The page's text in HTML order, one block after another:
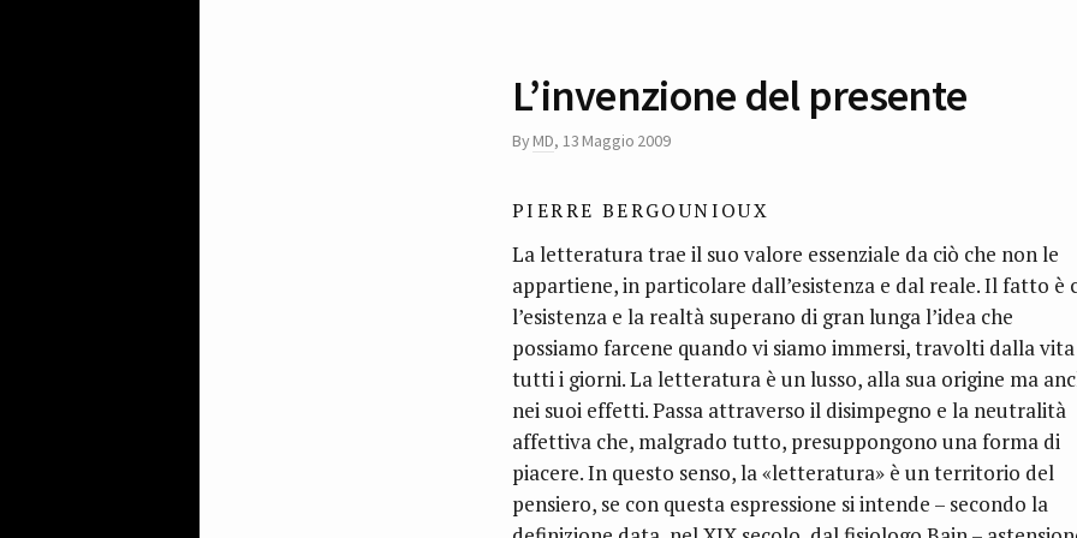
L’invenzione del presente
ByMD, 13 Maggio 2009
PIERRE BERGOUNIOUX
La letteratura trae il suo valore essenziale da ciò che non le
appartiene, in particolare dall’esistenza e dal reale. Il fatto è
l’esistenza e la realtà superano di gran lunga l’idea che
possiamo farcene quando vi siamo immersi, travolti dalla
tutti i giorni. La letteratura è un lusso, alla sua origine ma
nei suoi effetti. Passa attraverso il disimpegno e la neutralità
affettiva che, malgrado tutto, presuppongono una forma di
piacere. In questo senso, la «letteratura» è un territorio del
pensiero, se con questa espressione si intende – secondo la